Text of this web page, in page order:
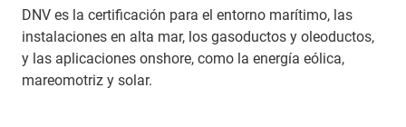
DNV es la certificación para el entorno marítimo, las
instalaciones en alta mar, los gasoductos y oleoductos,
y las aplicaciones onshore, como la energía eólica,
mareomotriz y solar.